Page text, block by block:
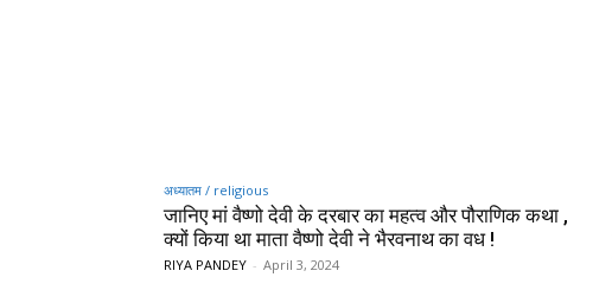
अध्यातम / religious
जानिए मां वैष्णो देवी के दरबार का महत्व और पौराणिक कथा ,
क्यों किया था माता वैष्णो देवी ने भैरवनाथ का वध !
RIYA PANDEY - April 3, 2024